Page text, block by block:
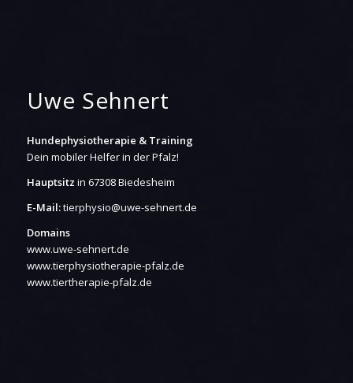
Uwe Sehnert
Hundephysiotherapie & Training
Dein mobiler Helfer in der Pfalz!
Hauptsitz in 67308 Biedesheim
E-Mail:tierphysio@uwe-sehnert.de
Domains
www.uwe-sehnert.de
www.tierphysiotherapie-pfalz.de
www.tiertherapie-pfalz.de